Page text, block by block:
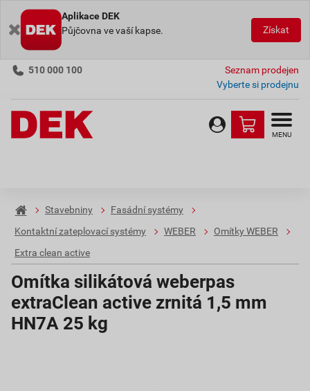
Aplikace DEK
Půjčovna ve vaší kapse.
Získat
510 000 100
Seznam prodejen
Vyberte si prodejnu
MENU
Stavebniny
Fasádní systémy
Kontaktní zateplovací systémy
WEBER
Omítky WEBER
Extra clean active
Omítka silikátová weberpas
extraClean active zrnitá 1,5 mm
HN7A 25 kg